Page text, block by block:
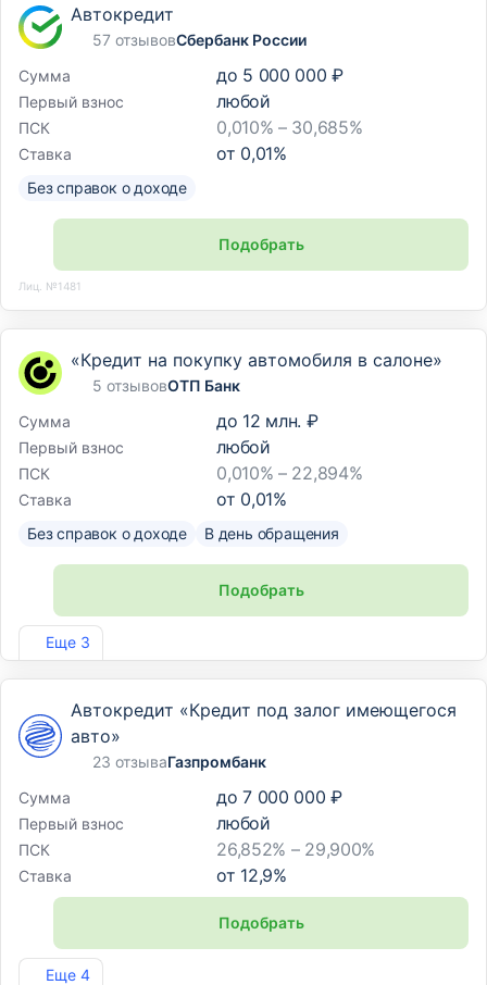
Автокредит
57 отзывовСбербанк России
Сумма
до 5 000 000 ₽
Первый взнос любой
ПСК 0,010% – 30,685%
Ставка от 0,01%
Без справок о доходе
Подобрать
Лиц. №1481
Еще 3
«Кредит на покупку автомобиля в салоне»
5 отзывовОТП Банк
Сумма
до 12 млн. ₽
Первый взнос любой
ПСК 0,010% – 22,894%
Ставка от 0,01%
Без справок о доходе В день обращения
Подобрать
Лиц. №2766
Еще 4
Автокредит «Кредит под залог имеющегося
авто»
23 отзываГазпромбанк
Сумма
до 7 000 000 ₽
Первый взнос любой
ПСК 26,852% – 29,900%
Ставка от 12,9%
Подобрать
Лиц. №354